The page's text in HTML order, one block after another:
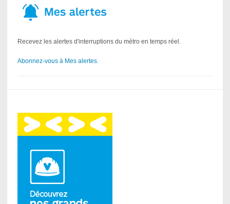
Recevez les alertes d'interruptions du métro en temps réel.
Abonnez-vous à Mes alertes.